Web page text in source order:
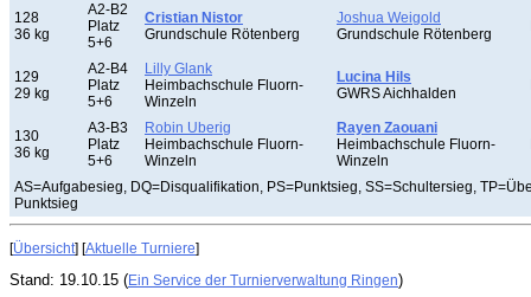
128
36 kg
A2-B2
Platz
5+6
Cristian Nistor
Grundschule Rötenberg
Joshua Weigold
Grundschule Rötenberg
129
29 kg
A2-B4
Platz
5+6
Lilly Glank
Heimbachschule Fluorn-
Winzeln
Lucina Hils
GWRS Aichhalden
130
36 kg
A3-B3
Platz
5+6
Robin Uberig
Heimbachschule Fluorn-
Winzeln
Rayen Zaouani
Heimbachschule Fluorn-
Winzeln
AS=Aufgabesieg, DQ=Disqualifikation, PS=Punktsieg, SS=Schultersieg,
Punktsieg
[Übersicht] [Aktuelle Turniere]
Stand: 19.10.15 (Ein Service der Turnierverwaltung Ringen)